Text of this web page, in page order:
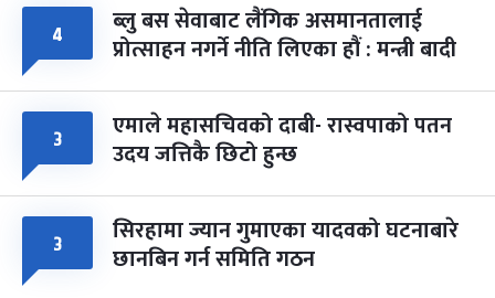
४ ब्लु बस सेवाबाट लैंगिक असमानतालाई
प्रोत्साहन नगर्ने नीति लिएका हौं : मन्त्री बादी
३ एमाले महासचिवको दाबी- रास्वपाको पतन
उदय जत्तिकै छिटो हुन्छ
३ सिरहामा ज्यान गुमाएका यादवको घटनाबारे
छानबिन गर्न समिति गठन